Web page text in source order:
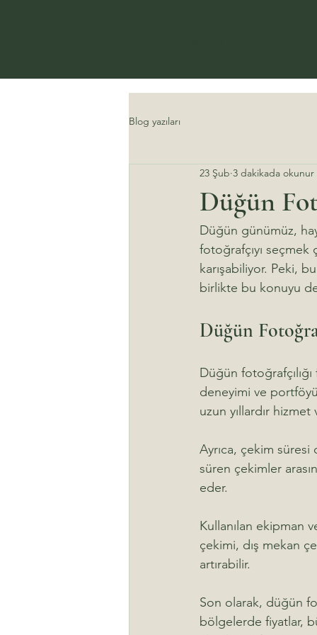
Blog yazıları
Düğün
23 Şub 3 dakikada okunur
Düğün günümüz,
fotoğrafçıyı seçmek
karışabiliyor. Peki,
birlikte bu konuyu
Düğün
Düğün
deneyimi ve
uzun yıllardır
Ayrıca, çekim
süren çekimler
eder.
Kullanılan ekipman
çekimi, dış mekan
artırabilir.
Son olarak, düğün
bölgelerde fiyatlar,